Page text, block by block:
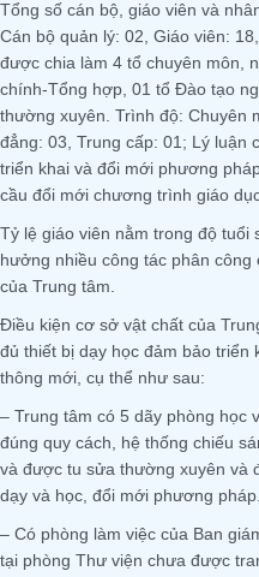
Tổng số cán bộ, giáo viên và
Cán bộ quản lý: 02, Giáo viên:
được chia làm 4 tổ chuyên môn,
chính-Tổng hợp, 01 tổ Đào tạo
thường xuyên. Trình độ: Chuyên
đẳng: 03, Trung cấp: 01; Lý luận
triển khai và đổi mới phương
cầu đổi mới chương trình giáo
Tỷ lệ giáo viên nằm trong độ tuổi
hưởng nhiều công tác phân
của Trung tâm.
Điều kiện cơ sở vật chất của
đủ thiết bị dạy học đảm bảo
thông mới, cụ thể như sau:
– Trung tâm có 5 dãy phòng học
đúng quy cách, hệ thống chiếu
và được tu sửa thường xuyên và
dạy và học, đổi mới phương pháp.
– Có phòng làm việc của Ban
tại phòng Thư viện chưa được